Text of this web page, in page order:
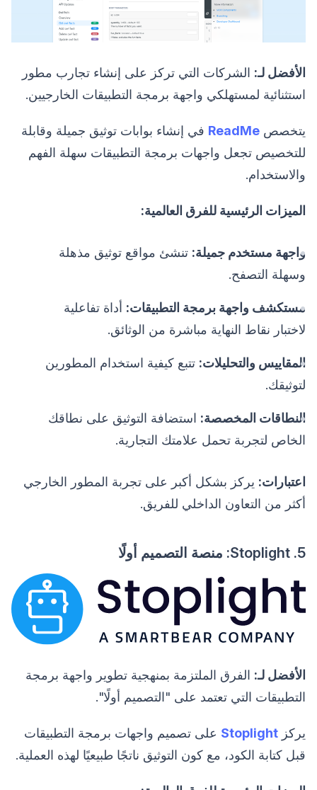
الأفضل لـ: الشركات التي تركز على إنشاء تجارب مطور
استثنائية لمستهلكي واجهة برمجة التطبيقات الخارجيين.
يتخصص ReadMe في إنشاء بوابات توثيق جميلة وقابلة
للتخصيص تجعل واجهات برمجة التطبيقات سهلة الفهم
والاستخدام.
الميزات الرئيسية للفرق العالمية:
واجهة مستخدم جميلة: تنشئ مواقع توثيق مذهلة
وسهلة التصفح.
مستكشف واجهة برمجة التطبيقات: أداة تفاعلية
لاختبار نقاط النهاية مباشرة من الوثائق.
المقاييس والتحليلات: تتبع كيفية استخدام المطورين
لتوثيقك.
النطاقات المخصصة: استضافة التوثيق على نطاقك
الخاص لتجربة تحمل علامتك التجارية.
اعتبارات: يركز بشكل أكبر على تجربة المطور الخارجي
أكثر من التعاون الداخلي للفريق.
5. Stoplight: منصة التصميم أولًا
الأفضل لـ: الفرق الملتزمة بمنهجية تطوير واجهة برمجة
التطبيقات التي تعتمد على "التصميم أولًا".
يركز Stoplight على تصميم واجهات برمجة التطبيقات
قبل كتابة الكود، مع كون التوثيق ناتجًا طبيعيًا لهذه العملية.